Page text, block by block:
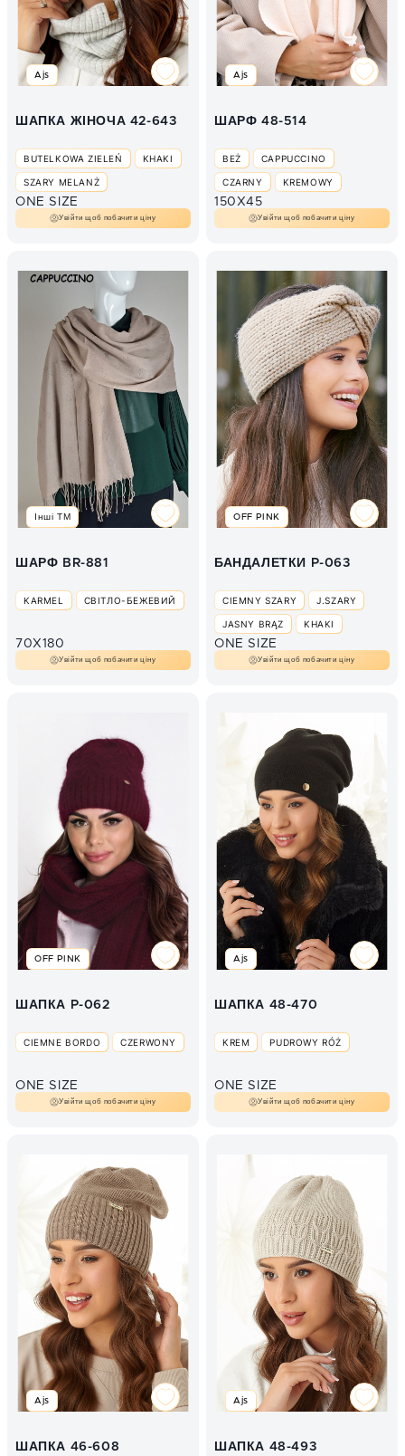
Ajs
ШАПКА ЖІНОЧА 42-643
BUTELKOWA ZIELEŃ KHAKI
SZARY MELANŻ
ПЕРЛОВИЙ МЕЛАНЖ
ONE SIZE
Увійти щоб побачити ціну
Ajs
ШАРФ 48-514
BEŻ CAPPUCCINO
CZARNY KREMOWY
SZARY MELANŻ
150X45
Увійти щоб побачити ціну
Інші ТМ
ШАРФ BR-881
KARMEL СВІТЛО-БЕЖЕВИЙ
70X180
Увійти щоб побачити ціну
OFF PINK
БАНДАЛЕТКИ P-063
CIEMNY SZARY J.SZARY
JASNY BRĄZ KHAKI
ZIMNY BEŻ
ONE SIZE
Увійти щоб побачити ціну
OFF PINK
ШАПКА P-062
CIEMNE BORDO CZERWONY
ONE SIZE
Увійти щоб побачити ціну
Ajs
ШАПКА 48-470
KREM PUDROWY RÓŻ
ONE SIZE
Увійти щоб побачити ціну
Ajs
ШАПКА 46-608
Ajs
ШАПКА 48-493